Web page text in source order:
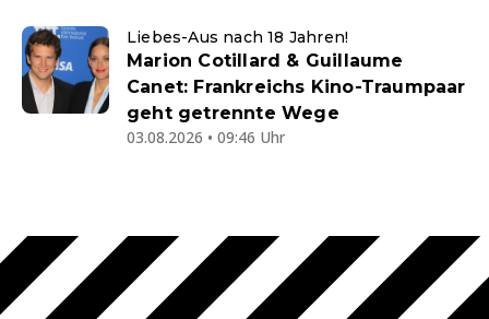
Liebes-Aus nach 18 Jahren!
Marion Cotillard & Guillaume
Canet: Frankreichs Kino-Traumpaar
geht getrennte Wege
03.08.2026 • 09:46 Uhr